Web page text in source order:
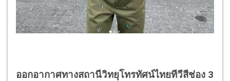
ออกอากาศทางสถานีวิทยุโทรทัศน์ไทยทีวีสีช่อง 3